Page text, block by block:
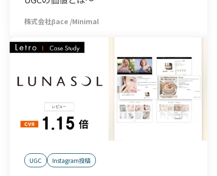
株式会社βace /Minimal
UGC Instagram投稿